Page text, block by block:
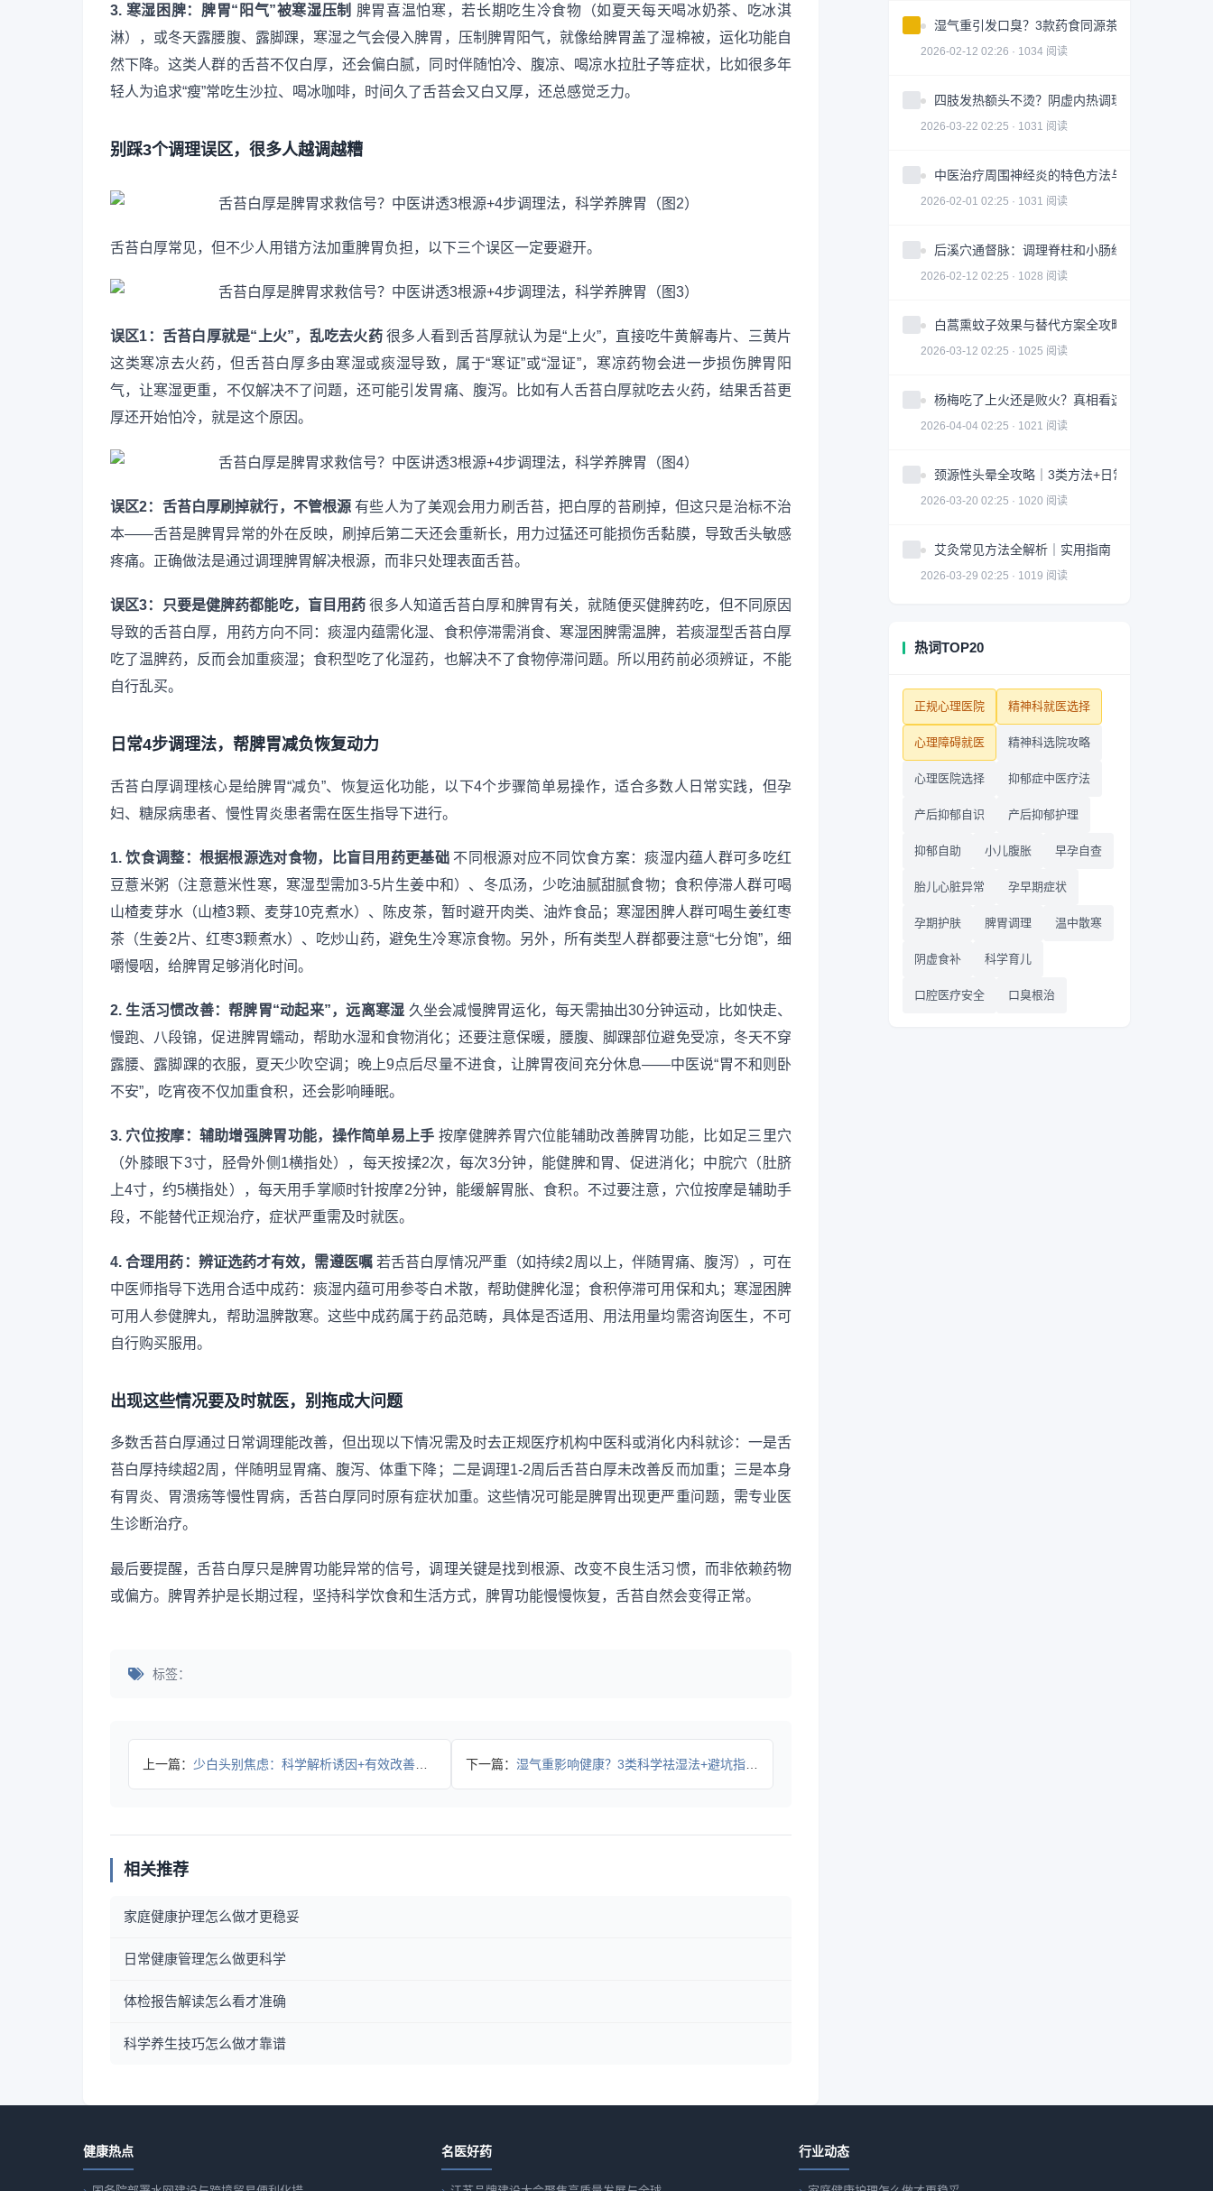
3. 寒湿困脾：脾胃“阳气”被寒湿压制 脾胃喜温怕寒，若长期吃生冷食物（如夏天每天喝冰奶茶、吃冰淇
淋），或冬天露腰腹、露脚踝，寒湿之气会侵入脾胃，压制脾胃阳气，就像给脾胃盖了湿棉被，运化功能自
然下降。这类人群的舌苔不仅白厚，还会偏白腻，同时伴随怕冷、腹凉、喝凉水拉肚子等症状，比如很多年
轻人为追求“瘦”常吃生沙拉、喝冰咖啡，时间久了舌苔会又白又厚，还总感觉乏力。
别踩3个调理误区，很多人越调越糟
舌苔白厚常见，但不少人用错方法加重脾胃负担，以下三个误区一定要避开。
误区1：舌苔白厚就是“上火”，乱吃去火药很多人看到舌苔厚就认为是“上火”，直接吃牛黄解毒片、三黄片
这类寒凉去火药，但舌苔白厚多由寒湿或痰湿导致，属于“寒证”或“湿证”，寒凉药物会进一步损伤脾胃阳
气，让寒湿更重，不仅解决不了问题，还可能引发胃痛、腹泻。比如有人舌苔白厚就吃去火药，结果舌苔更
厚还开始怕冷，就是这个原因。
误区2：舌苔白厚刷掉就行，不管根源 有些人为了美观会用力刷舌苔，把白厚的苔刷掉，但这只是治标不治
本——舌苔是脾胃异常的外在反映，刷掉后第二天还会重新长，用力过猛还可能损伤舌黏膜，导致舌头敏感
疼痛。正确做法是通过调理脾胃解决根源，而非只处理表面舌苔。
误区3：只要是健脾药都能吃，盲目用药 很多人知道舌苔白厚和脾胃有关，就随便买健脾药吃，但不同原因
导致的舌苔白厚，用药方向不同：痰湿内蕴需化湿、食积停滞需消食、寒湿困脾需温脾，若痰湿型舌苔白厚
吃了温脾药，反而会加重痰湿；食积型吃了化湿药，也解决不了食物停滞问题。所以用药前必须辨证，不能
自行乱买。
日常4步调理法，帮脾胃减负恢复动力
舌苔白厚调理核心是给脾胃“减负”、恢复运化功能，以下4个步骤简单易操作，适合多数人日常实践，但孕
妇、糖尿病患者、慢性胃炎患者需在医生指导下进行。
1. 饮食调整：根据根源选对食物，比盲目用药更基础 不同根源对应不同饮食方案：痰湿内蕴人群可多吃红
豆薏米粥（注意薏米性寒，寒湿型需加3-5片生姜中和）、冬瓜汤，少吃油腻甜腻食物；食积停滞人群可喝
山楂麦芽水（山楂3颗、麦芽10克煮水）、陈皮茶，暂时避开肉类、油炸食品；寒湿困脾人群可喝生姜红枣
茶（生姜2片、红枣3颗煮水）、吃炒山药，避免生冷寒凉食物。另外，所有类型人群都要注意“七分饱”，细
嚼慢咽，给脾胃足够消化时间。
2. 生活习惯改善：帮脾胃“动起来”，远离寒湿 久坐会减慢脾胃运化，每天需抽出30分钟运动，比如快走、
慢跑、八段锦，促进脾胃蠕动，帮助水湿和食物消化；还要注意保暖，腰腹、脚踝部位避免受凉，冬天不穿
露腰、露脚踝的衣服，夏天少吹空调；晚上9点后尽量不进食，让脾胃夜间充分休息——中医说“胃不和则卧
不安”，吃宵夜不仅加重食积，还会影响睡眠。
3. 穴位按摩：辅助增强脾胃功能，操作简单易上手 按摩健脾养胃穴位能辅助改善脾胃功能，比如足三里穴
（外膝眼下3寸，胫骨外侧1横指处），每天按揉2次，每次3分钟，能健脾和胃、促进消化；中脘穴（肚脐
上4寸，约5横指处），每天用手掌顺时针按摩2分钟，能缓解胃胀、食积。不过要注意，穴位按摩是辅助手
段，不能替代正规治疗，症状严重需及时就医。
4. 合理用药：辨证选药才有效，需遵医嘱若舌苔白厚情况严重（如持续2周以上，伴随胃痛、腹泻），可在
中医师指导下选用合适中成药：痰湿内蕴可用参苓白术散，帮助健脾化湿；食积停滞可用保和丸；寒湿困脾
可用人参健脾丸，帮助温脾散寒。这些中成药属于药品范畴，具体是否适用、用法用量均需咨询医生，不可
自行购买服用。
出现这些情况要及时就医，别拖成大问题
多数舌苔白厚通过日常调理能改善，但出现以下情况需及时去正规医疗机构中医科或消化内科就诊：一是舌
苔白厚持续超2周，伴随明显胃痛、腹泻、体重下降；二是调理1-2周后舌苔白厚未改善反而加重；三是本身
有胃炎、胃溃疡等慢性胃病，舌苔白厚同时原有症状加重。这些情况可能是脾胃出现更严重问题，需专业医
生诊断治疗。
最后要提醒，舌苔白厚只是脾胃功能异常的信号，调理关键是找到根源、改变不良生活习惯，而非依赖药物
或偏方。脾胃养护是长期过程，坚持科学饮食和生活方式，脾胃功能慢慢恢复，舌苔自然会变得正常。
标签：
上一篇： 少白头别焦虑：科学解析诱因+有效改善方案 下一篇： 湿气重影响健康？3类科学祛湿法+避坑指南，帮你调体质
相关推荐
家庭健康护理怎么做才更稳妥
日常健康管理怎么做更科学
体检报告解读怎么看才准确
科学养生技巧怎么做才靠谱
湿气重引发口臭？3款药食同源茶饮助你调理
2026-02-12 02:26 · 1034 阅读
四肢发热额头不烫？阴虚内热调理全攻略
2026-03-22 02:25 · 1031 阅读
中医治疗周围神经炎的特色方法与注意事项
2026-02-01 02:25 · 1031 阅读
后溪穴通督脉：调理脊柱和小肠经问题
2026-02-12 02:25 · 1028 阅读
白蒿熏蚊子效果与替代方案全攻略｜科学防蚊指南
2026-03-12 02:25 · 1025 阅读
杨梅吃了上火还是败火？真相看这3点｜食用指南
2026-04-04 02:25 · 1021 阅读
颈源性头晕全攻略｜3类方法+日常调整科学缓解
2026-03-20 02:25 · 1020 阅读
艾灸常见方法全解析｜实用指南
2026-03-29 02:25 · 1019 阅读
热词TOP20
正规心理医院 精神科就医选择
心理障碍就医 精神科选院攻略
心理医院选择 抑郁症中医疗法
产后抑郁自识 产后抑郁护理
抑郁自助 小儿腹胀 早孕自查
胎儿心脏异常 孕早期症状
孕期护肤 脾胃调理 温中散寒
阴虚食补 科学育儿
口腔医疗安全 口臭根治
健康热点 名医好药 行业动态